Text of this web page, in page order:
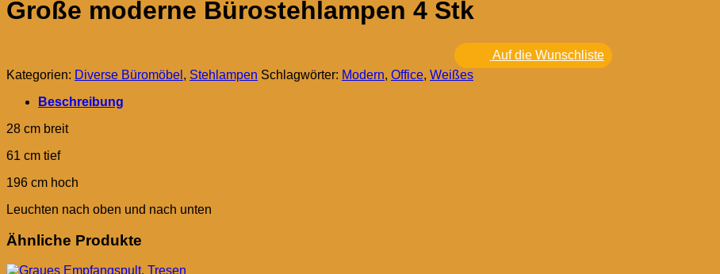
Große moderne Bürostehlampen 4 Stk
Auf die Wunschliste
Kategorien: Diverse Büromöbel , Stehlampen Schlagwörter: Modern, Office, Weißes
Beschreibung
28 cm breit
61 cm tief
196 cm hoch
Leuchten nach oben und nach unten
Ähnliche Produkte